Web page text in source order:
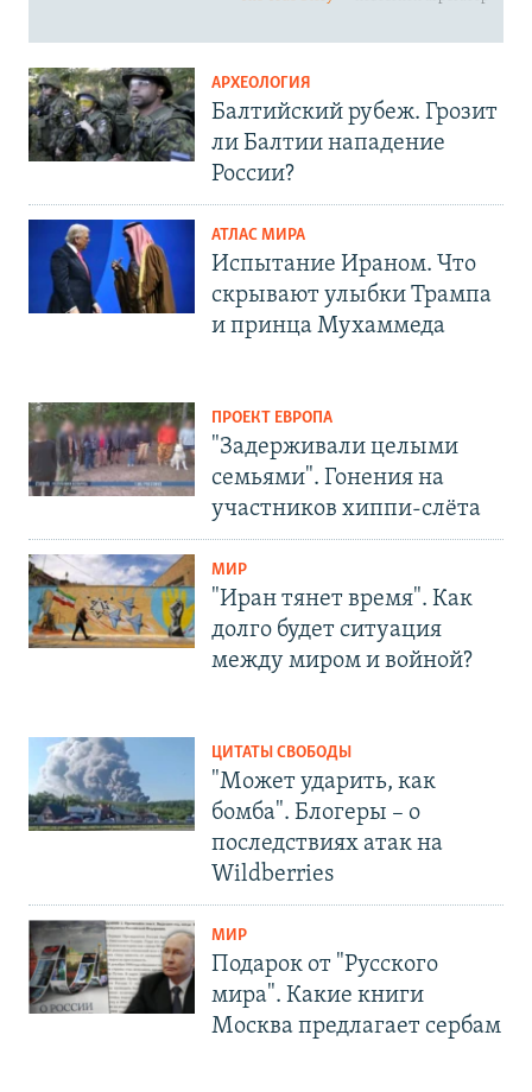
АРХЕОЛОГИЯ
Балтийский рубеж. Грозит
ли Балтии нападение
России?
АТЛАС МИРА
Испытание Ираном. Что
скрывают улыбки Трампа
и принца Мухаммеда
ПРОЕКТ ЕВРОПА
"Задерживали целыми
семьями". Гонения на
участников хиппи-слёта
МИР
"Иран тянет время". Как
долго будет ситуация
между миром и войной?
ЦИТАТЫ СВОБОДЫ
"Может ударить, как
бомба". Блогеры – о
последствиях атак на
Wildberries
МИР
Подарок от "Русского
мира". Какие книги
Москва предлагает сербам